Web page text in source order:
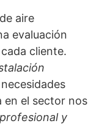
aire
evaluación
cliente.
en el sector nos
y